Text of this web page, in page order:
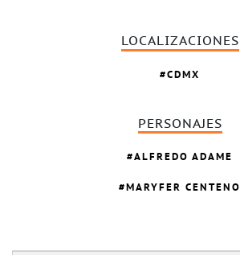
LOCALIZACIONES
CDMX
PERSONAJES
ALFREDO ADAME
MARYFER CENTENO